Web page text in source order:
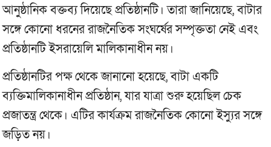
আনুষ্ঠানিক বক্তব্য দিয়েছে প্রতিষ্ঠানটি। তারা জানিয়েছে, বাটার
সঙ্গে কোনো ধরনের রাজনৈতিক সংঘর্ষের সম্পৃক্ততা নেই এবং
প্রতিষ্ঠানটি ইসরায়েলি মালিকানাধীন নয়।
প্রতিষ্ঠানটির পক্ষ থেকে জানানো হয়েছে, বাটা একটি
ব্যক্তিমালিকানাধীন প্রতিষ্ঠান, যার যাত্রা শুরু হয়েছিল চেক
প্রজাতন্ত্র থেকে। এটির কার্যক্রম রাজনৈতিক কোনো ইস্যুর সঙ্গে
জড়িত নয়।